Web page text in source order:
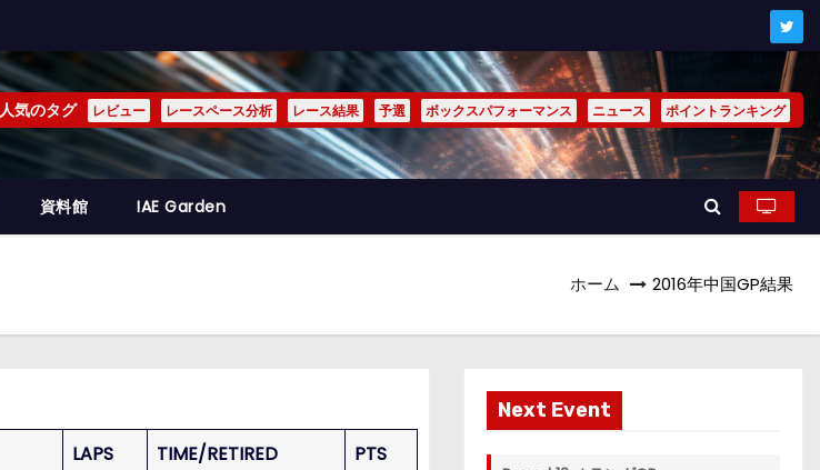
人気のタグ レビュー レースペース分析 レース結果 予選 ボックスパフォーマンス ニュース ポイントランキング
資料館 IAE Garden
ホーム 2016年中国GP結果
LAPS TIME/RETIRED PTS
Next Event